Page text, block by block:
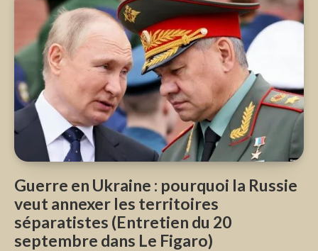
Guerre en Ukraine : pourquoi la Russie
veut annexer les territoires
séparatistes (Entretien du 20
septembre dans Le Figaro)